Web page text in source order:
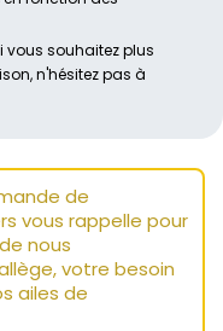
vous souhaitez plus
n'hésitez pas à
de
vous rappelle pour
nous
votre besoin
ailes de